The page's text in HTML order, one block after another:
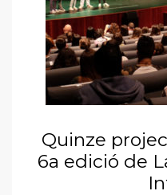
Quinze
6a edició de